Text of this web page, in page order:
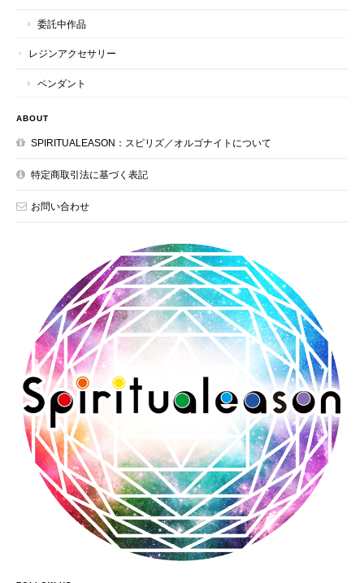
委託中作品
レジンアクセサリー
ペンダント
ABOUT
SPIRITUALEASON：スピリズ／オルゴナイトについて
特定商取引法に基づく表記
お問い合わせ